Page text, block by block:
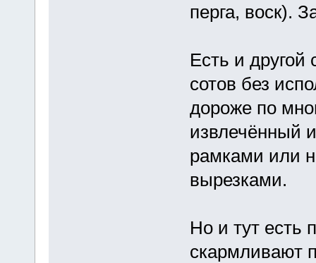
перга, воск).
Есть и другой
сотов без
дороже по
извлечённый
рамками или
вырезками.
Но и тут есть
скармливают